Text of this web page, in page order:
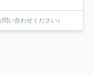
い合わせください♪